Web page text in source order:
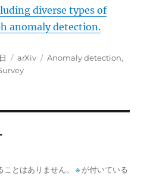
diverse types of
anomaly detection.
カ
テ
arXiv
タ
Anomaly detection,
とはありません。 ※ が付いている